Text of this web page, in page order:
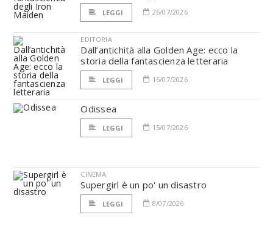
LEGGI 26/07/2026
EDITORIA
Dall’antichità alla Golden Age: ecco la
storia della fantascienza letteraria
LEGGI 16/07/2026
Odissea
LEGGI 15/07/2026
CINEMA
Supergirl è un po' un disastro
LEGGI 8/07/2026